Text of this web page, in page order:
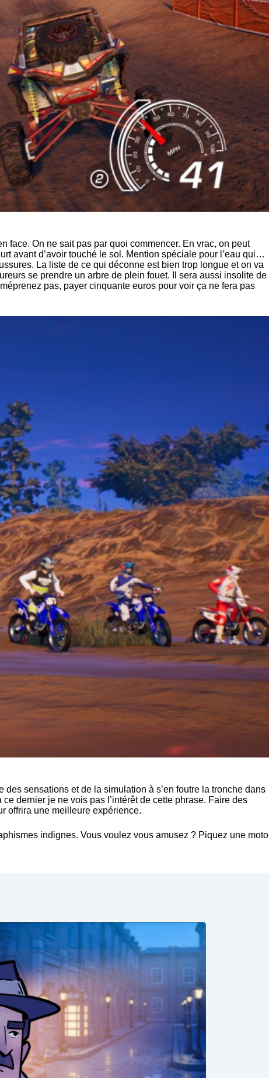
face. On ne sait pas par quoi commencer. En vrac, on peut
avant d’avoir touché le sol. Mention spéciale pour l’eau qui…
La liste de ce qui déconne est bien trop longue et on va
se prendre un arbre de plein fouet. Il sera aussi insolite de
pas, payer cinquante euros pour voir ça ne fera pas
sensations et de la simulation à s’en foutre la tronche dans
dernier je ne vois pas l’intérêt de cette phrase. Faire des
offrira une meilleure expérience.
indignes. Vous voulez vous amusez ? Piquez une moto